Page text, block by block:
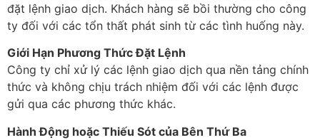
đặt lệnh giao dịch. Khách hàng sẽ bồi thường cho công
ty đối với các tổn thất phát sinh từ các tình huống này.
Giới Hạn Phương Thức Đặt Lệnh
Công ty chỉ xử lý các lệnh giao dịch qua nền tảng chính
thức và không chịu trách nhiệm đối với các lệnh được
gửi qua các phương thức khác.
Hành Động hoặc Thiếu Sót của Bên Thứ Ba